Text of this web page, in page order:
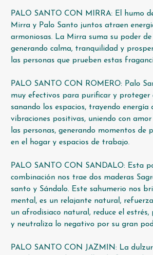
PALO SANTO CON MIRRA: El humo
Mirra y Palo Santo juntos atraen
armoniosas. La Mirra suma su poder de
generando calma, tranquilidad y
las personas que prueben estas
PALO SANTO CON ROMERO: Palo
muy efectivos para purificar y proteger
sanando los espacios, trayendo energía
vibraciones positivas, uniendo con
las personas, generando momentos de
en el hogar y espacios de trabajo.
PALO SANTO CON SANDALO: Esta
combinación nos trae dos maderas
santo y Sándalo. Este sahumerio nos
mental, es un relajante natural,
un afrodisiaco natural, reduce el estrés,
y neutraliza lo negativo por su gran
PALO SANTO CON JAZMIN: La